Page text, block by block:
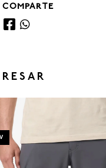
COMPARTE